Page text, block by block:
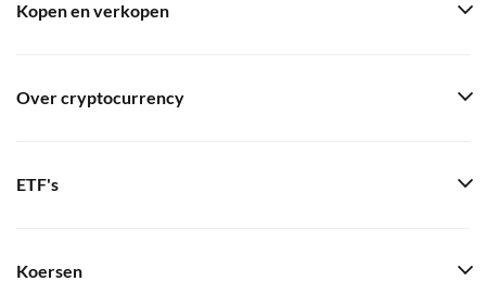
Kopen en verkopen
Over cryptocurrency
ETF's
Koersen